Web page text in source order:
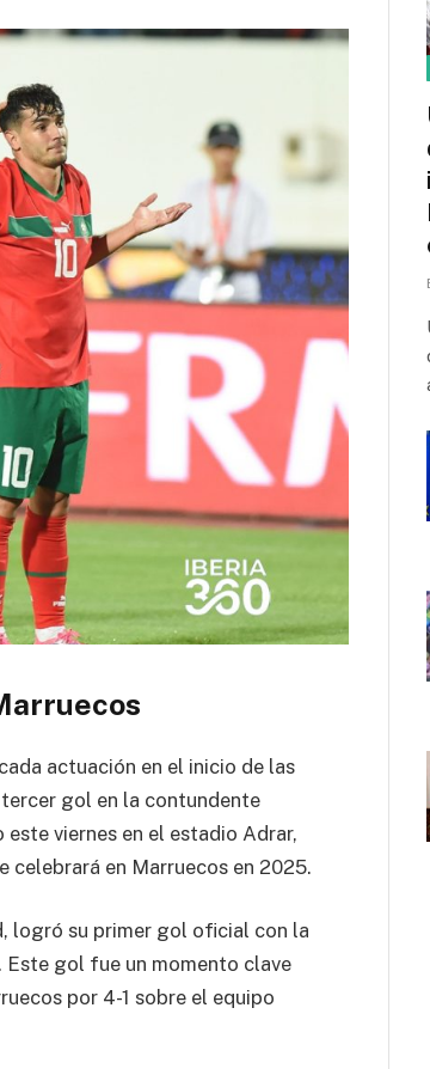
actuación en el inicio de las
gol en la contundente
viernes en el estadio Adrar,
en Marruecos en 2025.
logró su primer gol oficial con la
gol fue un momento clave
por 4-1 sobre el equipo